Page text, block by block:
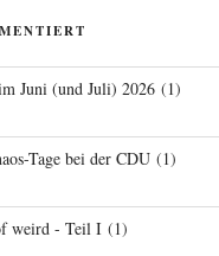
Juni (und Juli) 2026 (1)
Tage bei der CDU (1)
weird - Teil I (1)